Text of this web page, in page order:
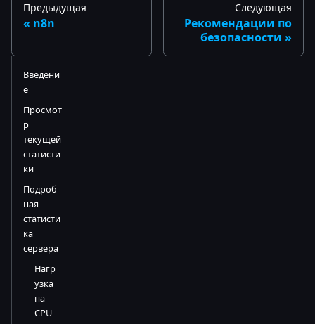
Предыдущая
n8n
Следующая
Рекомендации по
безопасности
Введени
е
Просмот
р
текущей
статисти
ки
Подроб
ная
статисти
ка
сервера
Нагр
узка
на
CPU